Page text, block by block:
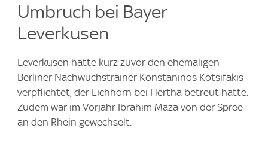
Umbruch bei Bayer
Leverkusen
Leverkusen hatte kurz zuvor den ehemaligen
Berliner Nachwuchstrainer Konstaninos Kotsifakis
verpflichtet, der Eichhorn bei Hertha betreut hatte.
Zudem war im Vorjahr Ibrahim Maza von der Spree
an den Rhein gewechselt.